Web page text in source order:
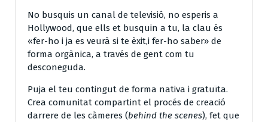
No busquis un canal de televisió, no esperis a
Hollywood, que ells et busquin a tu, la clau és
«fer-ho i ja es veurà si te èxit,i fer-ho saber» de
forma orgànica, a través de gent com tu
desconeguda.
Puja el teu contingut de forma nativa i gratuïta.
Crea comunitat compartint el procés de creació
darrere de les càmeres (behind the scenes), fet que